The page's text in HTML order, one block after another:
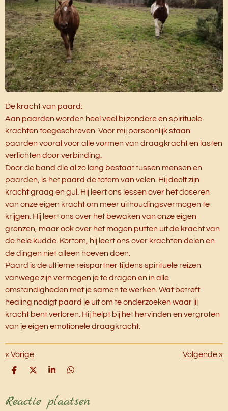
De kracht van paard:
Aan paarden worden heel veel bijzondere en spirituele
krachten toegeschreven. Voor mij persoonlijk staan
paarden vooral voor alle vormen van draagkracht en lasten
verlichten door verbinding.
Door de band die al zo lang bestaat tussen mensen en
paarden, is het paard de totem van velen. Hij deelt zijn
kracht graag en gul. Hij leert ons lessen over het doseren
van onze eigen kracht om meer uithoudingsvermogen te
krijgen. Hij leert ons over het bewaken van onze eigen
grenzen, maar ook over het mogen putten uit de kracht van
de hele kudde. Kortom, hij leert ons over krachten delen en
de dingen niet alleen hoeven doen.
Paard is de ultieme reispartner tijdens spirituele reizen
vanwege zijn vermogen je te dragen en in alle
omstandigheden met je samen te werken.Wat betreft
healing nodigt paard je uit om te onderzoeken waar jij
kracht bent verloren. Hij helpt bij het hervinden en vergroten
van je eigen emotionele draagkracht.
« Vorige Volgende »
D
e
D
l
S
r
D
e
Reactie plaatsen